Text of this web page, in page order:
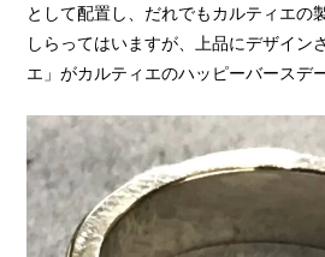
として配置し、だれでもカルティエの
しらってはいますが、上品にデザイ
エ」がカルティエのハッピーバースデ